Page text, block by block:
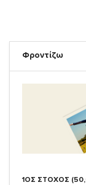
Φροντίζω
1ΟΣ ΣΤΟΧΟΣ